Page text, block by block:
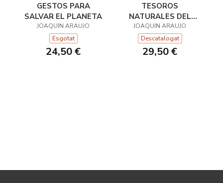
GESTOS PARA
SALVAR EL PLANETA
JOAQUIN ARAUJO
Esgotat
24,50 €
TESOROS
NATURALES DEL
MUNDO
JOAQUIN ARAUJO
Descatalogat
29,50 €